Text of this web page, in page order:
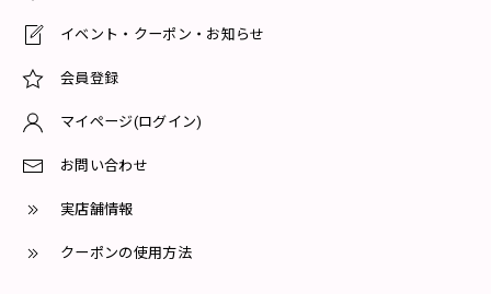
イベント・クーポン・お知らせ
会員登録
マイページ(ログイン)
お問い合わせ
実店舗情報
クーポンの使用方法